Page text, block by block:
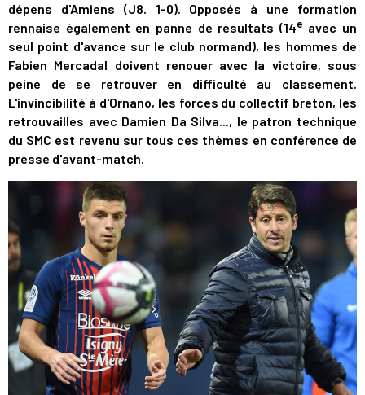
dépens d'Amiens (J8. 1-0). Opposés à une formation
rennaise également en panne de résultats (14e avec un
seul point d'avance sur le club normand), les hommes de
Fabien Mercadal doivent renouer avec la victoire, sous
peine de se retrouver en difficulté au classement.
L'invincibilité à d'Ornano, les forces du collectif breton, les
retrouvailles avec Damien Da Silva..., le patron technique
du SMC est revenu sur tous ces thèmes en conférence de
presse d'avant-match.